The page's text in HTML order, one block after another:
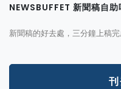
NEWSBUFFET 新聞稿自助
新聞稿的好去處，三分鐘上稿